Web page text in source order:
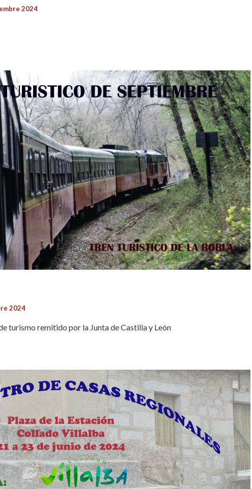
2024
2024
turismo remitido por la Junta de Castilla y León